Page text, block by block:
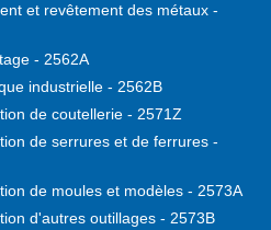
et revêtement des métaux -
- 2562A
industrielle - 2562B
de coutellerie - 2571Z
de serrures et de ferrures -
de moules et modèles - 2573A
d'autres outillages - 2573B